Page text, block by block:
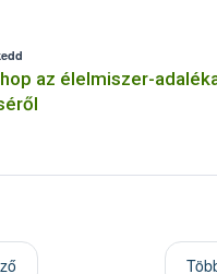
az élelmiszer-